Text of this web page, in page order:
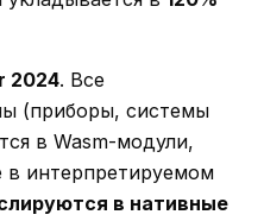
2024. Все
(приборы, системы
в Wasm-модули,
в интерпретируемом
в нативные